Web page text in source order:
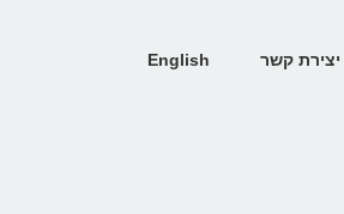
יצירת קשר English